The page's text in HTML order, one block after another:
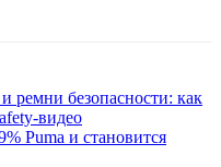
ремни безопасности: как
видео
Puma и становится